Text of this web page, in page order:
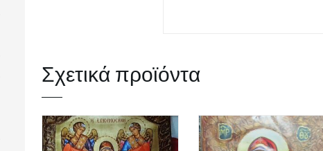
Σχετικά προϊόντα